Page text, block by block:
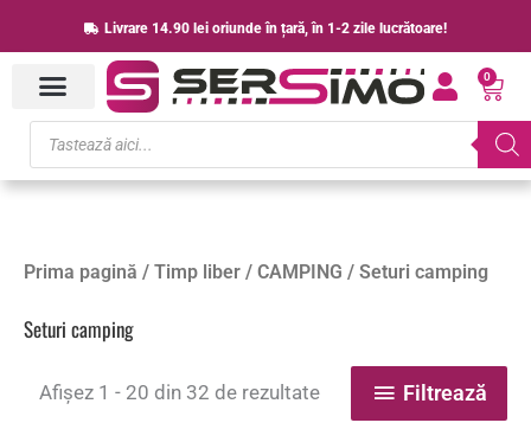
to
content
Livrare 14.90 lei oriunde în țară, în 1-2 zile lucrătoare!
0
Cart
Products
search
Prima pagină / Timp liber / CAMPING / Seturi camping
Seturi camping
Afișez 1 - 20 din 32 de rezultate
Sortat
după
Filtrează